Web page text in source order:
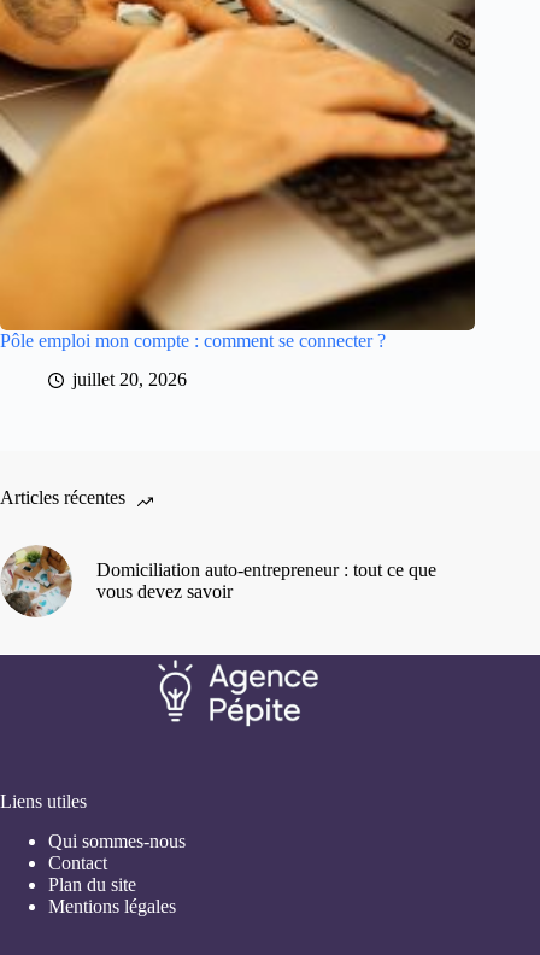
Pôle emploi mon compte : comment se connecter ?
juillet 20, 2026
Articles récentes
Domiciliation auto-entrepreneur : tout ce que
vous devez savoir
Liens utiles
Qui sommes-nous
Contact
Plan du site
Mentions légales